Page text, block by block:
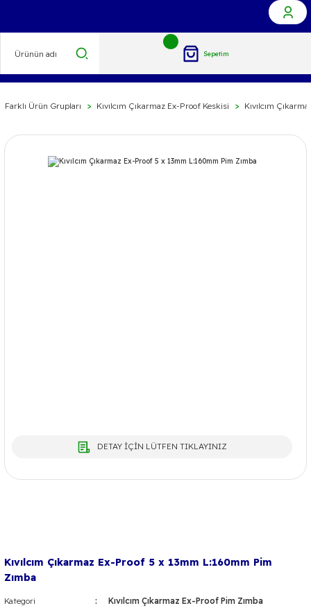
Sepetim
Farklı Ürün Grupları Kıvılcım Çıkarmaz Ex-Proof Keskisi Kıvılcım
DETAY İÇİN LÜTFEN TIKLAYINIZ
Kıvılcım Çıkarmaz Ex-Proof 5 x 13mm L:160mm Pim
Zımba
Kategori
Kıvılcım Çıkarmaz Ex-Proof Pim Zımba